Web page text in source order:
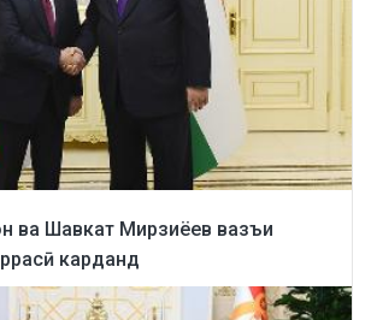
ва Шавкат Мирзиёев вазъи
карданд